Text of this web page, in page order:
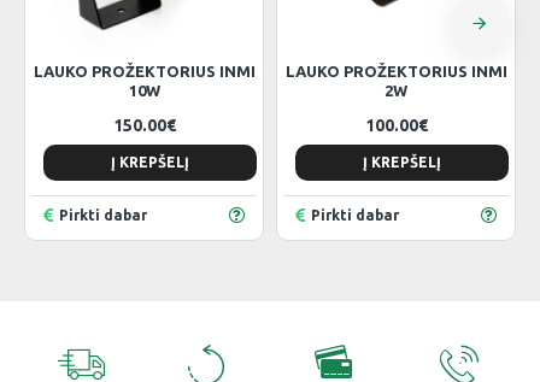
LAUKO PROŽEKTORIUS INMI
10W
150.00€
Į KREPŠELĮ
Pirkti dabar
LAUKO PROŽEKTORIUS INMI
2W
100.00€
Į KREPŠELĮ
Pirkti dabar